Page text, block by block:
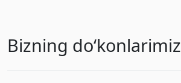
Bizning doʻkonlarimiz